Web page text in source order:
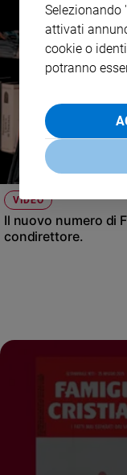
VIDEO
Il nuovo numero di
condirettore.
Selezionando
attivati
cookie o
potranno